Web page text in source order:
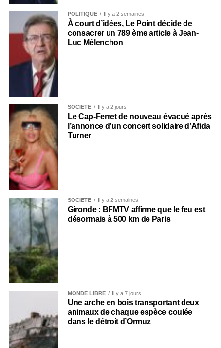
POLITIQUE Il y a 2 semaines
À court d’idées, Le Point décide de
consacrer un 789 ème article à Jean-
Luc Mélenchon
SOCIÉTÉ Il y a 2 jours
Le Cap-Ferret de nouveau évacué après
l’annonce d’un concert solidaire d’Afida
Turner
SOCIÉTÉ Il y a 2 semaines
Gironde : BFMTV affirme que le feu est
désormais à 500 km de Paris
MONDE LIBRE Il y a 7 jours
Une arche en bois transportant deux
animaux de chaque espèce coulée
dans le détroit d’Ormuz